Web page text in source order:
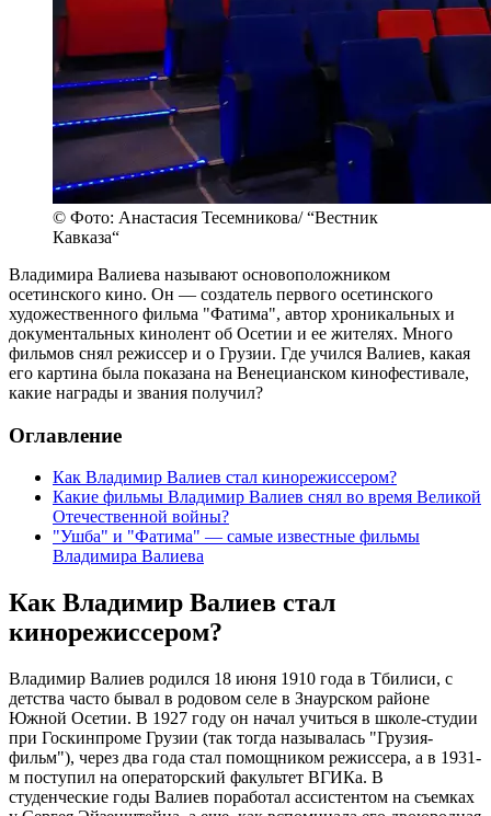
© Фото: Анастасия Тесемникова/ “Вестник
Кавказа“
Владимира Валиева называют основоположником
осетинского кино. Он — создатель первого осетинского
художественного фильма "Фатима", автор хроникальных и
документальных кинолент об Осетии и ее жителях. Много
фильмов снял режиссер и о Грузии. Где учился Валиев, какая
его картина была показана на Венецианском кинофестивале,
какие награды и звания получил?
Оглавление
Как Владимир Валиев стал кинорежиссером?
Какие фильмы Владимир Валиев снял во время Великой
Отечественной войны?
"Ушба" и "Фатима" — самые известные фильмы
Владимира Валиева
Как Владимир Валиев стал
кинорежиссером?
Владимир Валиев родился 18 июня 1910 года в Тбилиси, с
детства часто бывал в родовом селе в Знаурском районе
Южной Осетии. В 1927 году он начал учиться в школе-студии
при Госкинпроме Грузии (так тогда называлась "Грузия-
фильм"), через два года стал помощником режиссера, а в 1931-
м поступил на операторский факультет ВГИКа. В
студенческие годы Валиев поработал ассистентом на съемках